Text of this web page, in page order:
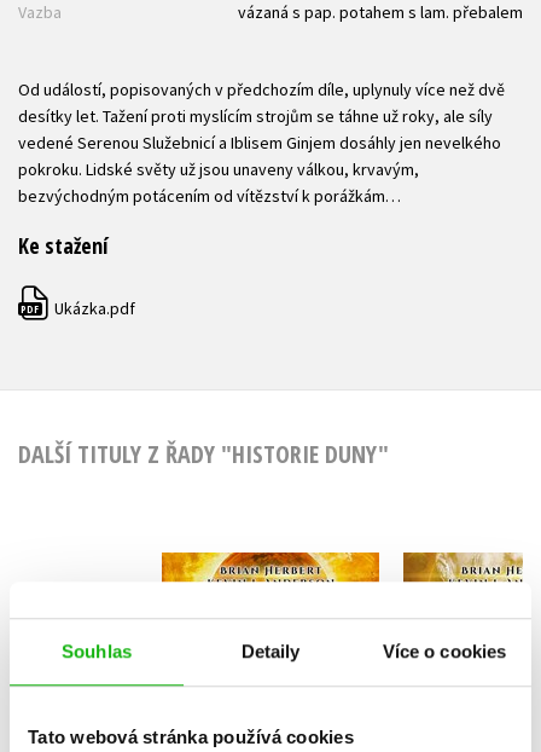
Souhlas Detaily Více o cookies
Tato webová stránka používá cookies
Vazba
vázaná s pap. potahem s lam. přebalem
Od událostí, popisovaných v předchozím díle, uplynuly více než dvě
desítky let. Tažení proti myslícím strojům se táhne už roky, ale síly
vedené Serenou Služebnicí a Iblisem Ginjem dosáhly jen nevelkého
pokroku. Lidské světy už jsou unaveny válkou, krvavým,
bezvýchodným potácením od vítězství k porážkám…
Ke stažení
PDF Ukázka.pdf
DALŠÍ TITULY Z ŘADY "HISTORIE DUNY"
Historie Duny: Bitva
Brian Herbert
Historie
Brian